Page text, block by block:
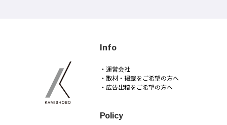
Info
・運営会社
・取材・掲載をご希望の方へ
・広告出稿をご希望の方へ
Policy